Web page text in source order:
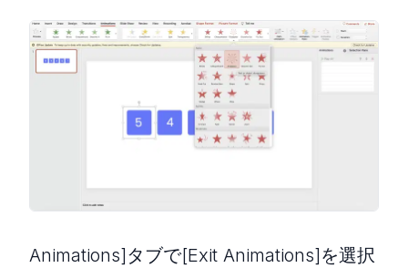
Animations]タブで[Exit Animations]を選択